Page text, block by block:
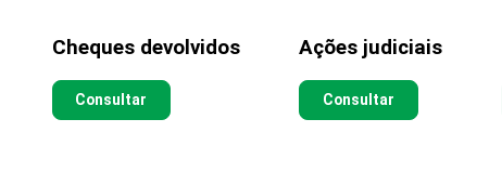
Cheques devolvidos
Consultar
Ações judiciais
Consultar